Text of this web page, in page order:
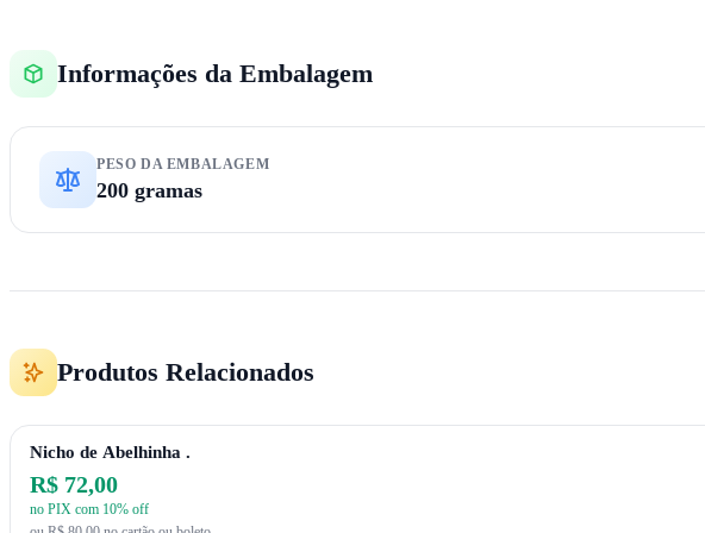
Informações da Embalagem
PESO DA EMBALAGEM
200 gramas
Produtos Relacionados
Nicho de Abelhinha .
R$ 72,00
no PIX com 10% off